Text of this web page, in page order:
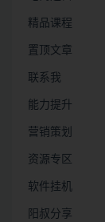
精品课程
置顶文章
联系我
能力提升
营销策划
资源专区
软件挂机
阳叔分享